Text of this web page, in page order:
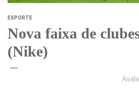
ESPORTE
Nova faixa de
(Nike)